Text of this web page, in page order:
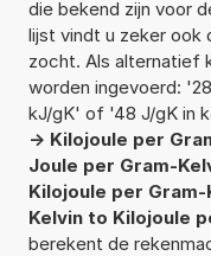
die bekend zijn voor
lijst vindt u zeker ook
zocht. Als alternatief
worden ingevoerd:
kJ/gK' of '48 J/gK in
-> Kilojoule per
Joule per Gram-
Kilojoule per Gram-
Kelvin to Kilojoule
berekent de